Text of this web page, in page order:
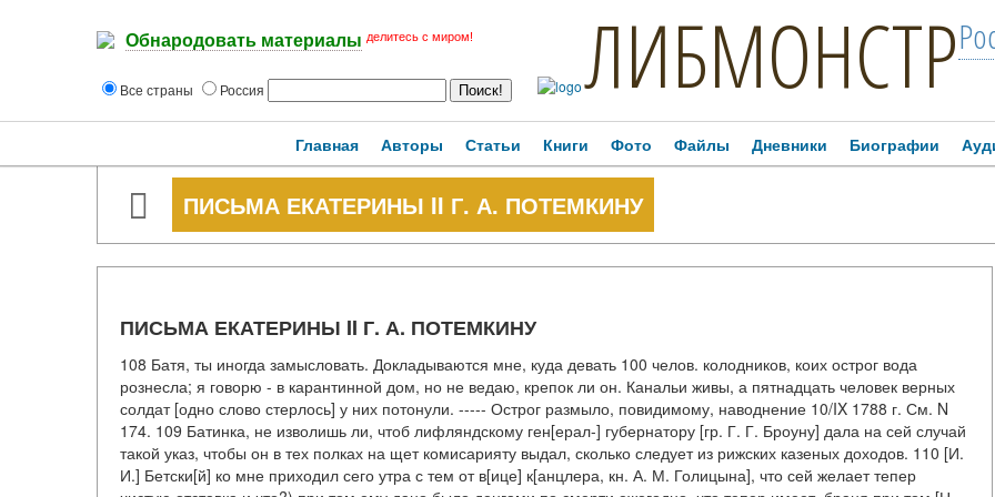
Обнародовать материалы делитесь с миром!
Все страны Россия ЛИБМОНСТР
Главная Авторы Статьи Книги Фото Файлы Дневники Биографии
ПИСЬМА ЕКАТЕРИНЫ II Г. А. ПОТЕМКИНУ
ПИСЬМА ЕКАТЕРИНЫ II Г. А. ПОТЕМКИНУ
108 Батя, ты иногда замысловать. Докладываются мне, куда девать 100 челов. колодников, коих острог вода
рознесла; я говорю - в карантинной дом, но не ведаю, крепок ли он. Канальи живы, а пятнадцать человек верных
солдат [одно слово стерлось] у них потонули. ----- Острог размыло, повидимому, наводнение 10/IX 1788 г. См. N
174. 109 Батинка, не изволишь ли, чтоб лифляндскому ген[ерал-] губернатору [гр. Г. Г. Броуну] дала на сей случай
такой указ, чтобы он в тех полках на щет комисарияту выдал, сколько следует из рижских казеных доходов. 110 [И.
И.] Бетски[й] ко мне приходил сего утра с тем от в[ице] к[анцлера, кн. А. М. Голицына], что сей желает тепер